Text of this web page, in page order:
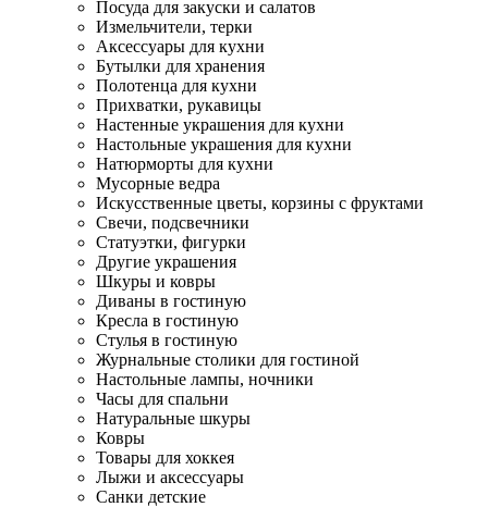
Посуда для закуски и салатов
Измельчители, терки
Аксессуары для кухни
Бутылки для хранения
Полотенца для кухни
Прихватки, рукавицы
Настенные украшения для кухни
Настольные украшения для кухни
Натюрморты для кухни
Мусорные ведра
Искусственные цветы, корзины с фруктами
Свечи, подсвечники
Статуэтки, фигурки
Другие украшения
Шкуры и ковры
Диваны в гостиную
Кресла в гостиную
Стулья в гостиную
Журнальные столики для гостиной
Настольные лампы, ночники
Часы для спальни
Натуральные шкуры
Ковры
Товары для хоккея
Лыжи и аксессуары
Санки детские